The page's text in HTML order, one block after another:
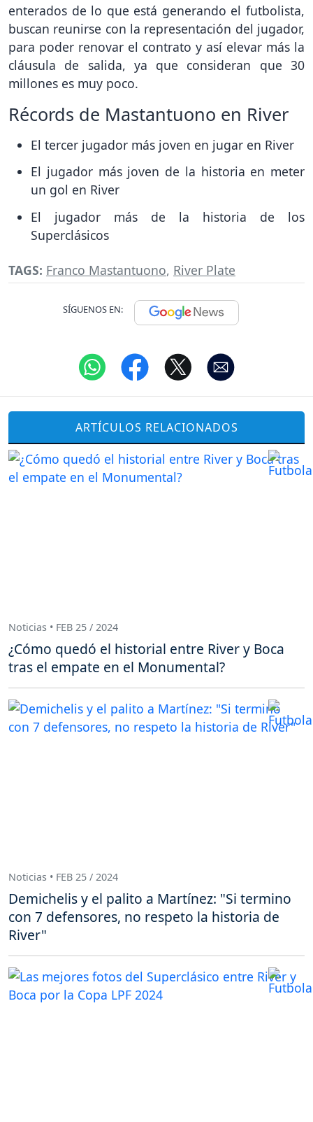
enterados de lo que está generando el futbolista,
buscan reunirse con la representación del jugador,
para poder renovar el contrato y así elevar más la
cláusula de salida, ya que consideran que 30
millones es muy poco.
Récords de Mastantuono en River
El tercer jugador más joven en jugar en River
El jugador más joven de la historia en meter
un gol en River
El jugador más de la historia de los
Superclásicos
TAGS: Franco Mastantuono, River Plate
SÍGUENOS EN:
ARTÍCULOS RELACIONADOS
Noticias • FEB 25 / 2024
¿Cómo quedó el historial entre River y Boca
tras el empate en el Monumental?
Noticias • FEB 25 / 2024
Demichelis y el palito a Martínez: "Si termino
con 7 defensores, no respeto la historia de
River"